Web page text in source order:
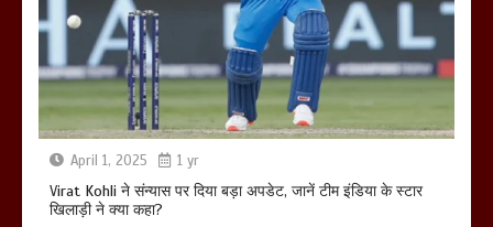
April 1, 2025 1 yr
Virat Kohli ने संन्यास पर दिया बड़ा अपडेट, जानें टीम इंडिया के स्टार
खिलाड़ी ने क्या कहा?